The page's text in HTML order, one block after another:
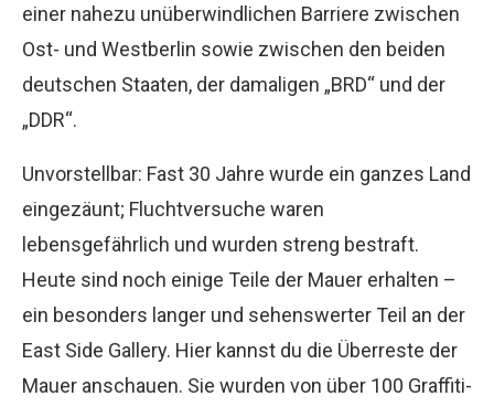
einer nahezu unüberwindlichen Barriere zwischen
Ost- und Westberlin sowie zwischen den beiden
deutschen Staaten, der damaligen „BRD“ und der
„DDR“.
Unvorstellbar: Fast 30 Jahre wurde ein ganzes Land
eingezäunt; Fluchtversuche waren
lebensgefährlich und wurden streng bestraft.
Heute sind noch einige Teile der Mauer erhalten –
ein besonders langer und sehenswerter Teil an der
East Side Gallery. Hier kannst du die Überreste der
Mauer anschauen. Sie wurden von über 100 Graffiti-